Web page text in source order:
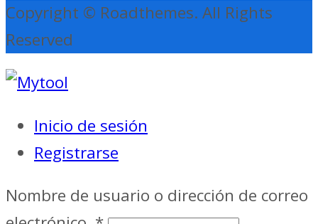
Copyright © Roadthemes. All Rights
Reserved
Inicio de sesión
Registrarse
Nombre de usuario o dirección de correo